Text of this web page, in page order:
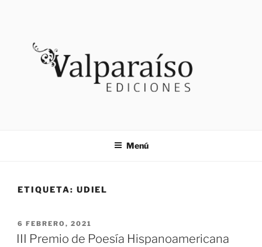
VALPARAISO EDICIONES
Menú
ETIQUETA: UDIEL
PUBLICADO
EL
6 FEBRERO, 2021
III Premio de Poesía Hispanoamericana